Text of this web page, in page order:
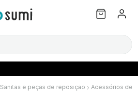
Sanitas e peças de reposição Acessórios de